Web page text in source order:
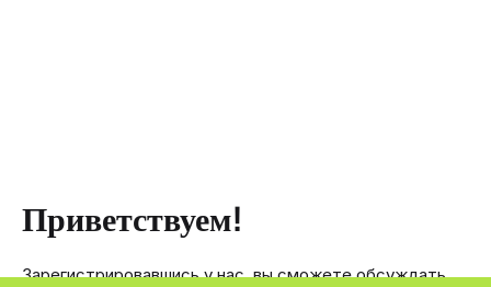
Приветствуем!
Зарегистрировавшись у нас, вы сможете обсуждать,